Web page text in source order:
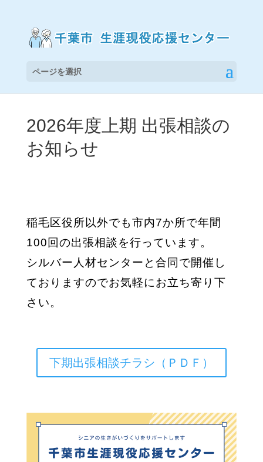
ページを選択
2026年度上期 出張相談の
お知らせ
稲毛区役所以外でも市内7か所で年間
100回の出張相談を行っています。
シルバー人材センターと合同で開催し
ておりますのでお気軽にお立ち寄り下
さい。
下期出張相談チラシ（ＰＤＦ）